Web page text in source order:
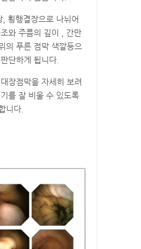
횡행결장으로 나뉘어
와 주름의 깊이 , 간만
의 푸른 점막 색깔등으
단하게 됩니다.
장점막을 자세히 보려
를 잘 비울 수 있도록
니다.